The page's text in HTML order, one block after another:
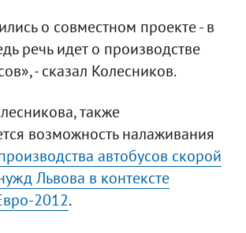
о совместном проекте - в
речь идет о производстве
- сказал Колесников.
также
возможность налаживания
автобусов скорой
Львова в контексте
2012.